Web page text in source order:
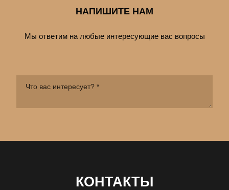
НАПИШИТЕ НАМ
Мы ответим на любые интересующие вас вопросы
КОНТАКТЫ